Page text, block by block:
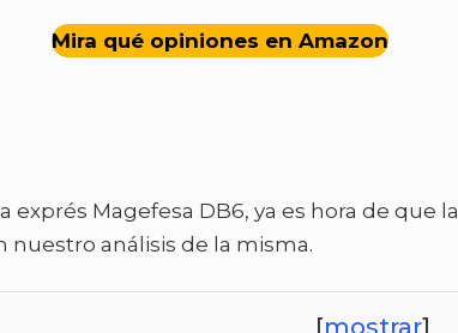
Mira qué opiniones en Amazon
Magefesa DB6, ya es hora de que la
nuestro análisis de la misma.
[mostrar]